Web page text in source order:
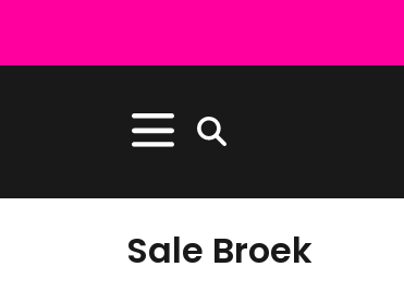
Sale Broek